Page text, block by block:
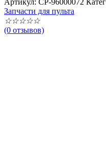
Запчасти для пульта
☆☆☆☆☆
(0 отзывов)